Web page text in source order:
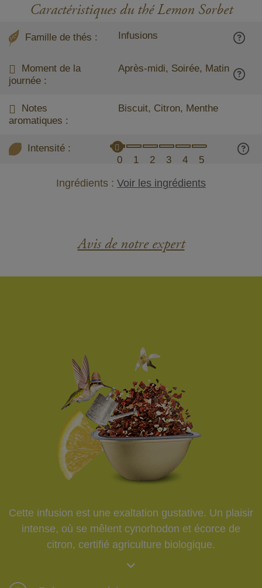
Caractéristiques du thé Lemon Sorbet
Famille de thés : Infusions
Moment de la
journée :
Après-midi, Soirée, Matin
Notes
aromatiques :
Biscuit, Citron, Menthe
Intensité :
0
1 2 3 4 5
Ingrédients : Voir les ingrédients
Avis de notre expert
Cette infusion est une exaltation gustative. Un plaisir
intense, où se mêlent cynorhodon et écorce de
citron, certifié agriculture biologique.